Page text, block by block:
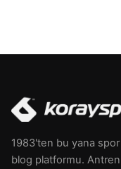
1983'ten bu yana
blog platformu.